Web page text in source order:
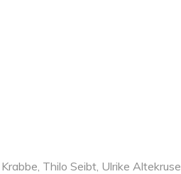
Thilo Seibt, Ulrike Altekruse